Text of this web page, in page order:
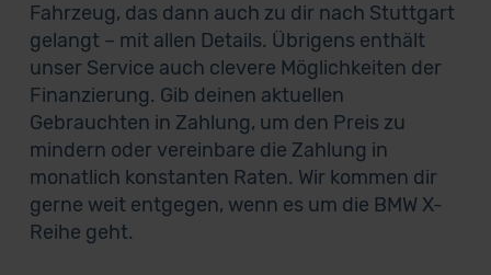
Fahrzeug, das dann auch zu dir nach Stuttgart
gelangt – mit allen Details. Übrigens enthält
unser Service auch clevere Möglichkeiten der
Finanzierung. Gib deinen aktuellen
Gebrauchten in Zahlung, um den Preis zu
mindern oder vereinbare die Zahlung in
monatlich konstanten Raten. Wir kommen dir
gerne weit entgegen, wenn es um die BMW X-
Reihe geht.